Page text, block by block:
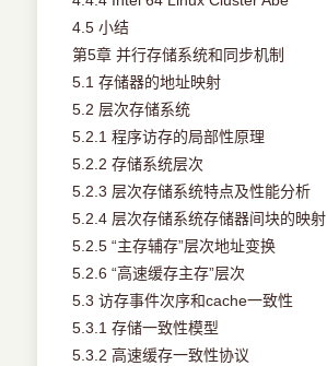
4.5 小结
第5章 并行存储系统和同步机制
5.1 存储器的地址映射
5.2 层次存储系统
5.2.1 程序访存的局部性原理
5.2.2 存储系统层次
5.2.3 层次存储系统特点及性能分析
5.2.4 层次存储系统存储器间块的映射
5.2.5 “主存辅存”层次地址变换
5.2.6 “高速缓存主存”层次
5.3 访存事件次序和cache一致性
5.3.1 存储一致性模型
5.3.2 高速缓存一致性协议